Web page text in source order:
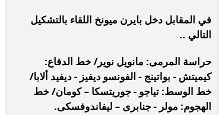
في المقابل دخل بايرن ميونخ اللقاء بالتشكيل
التالي ..
حراسة المرمى: مانويل نوير/ خط الدفاع:
كيميتش - بواتينج - الفونسو ديفيز - ديفيد ألابا/
خط الوسط: تياجو - جوريتسكا – كومان/ خط
الهجوم: مولر - جنابرى – ليفاندوفسكى.